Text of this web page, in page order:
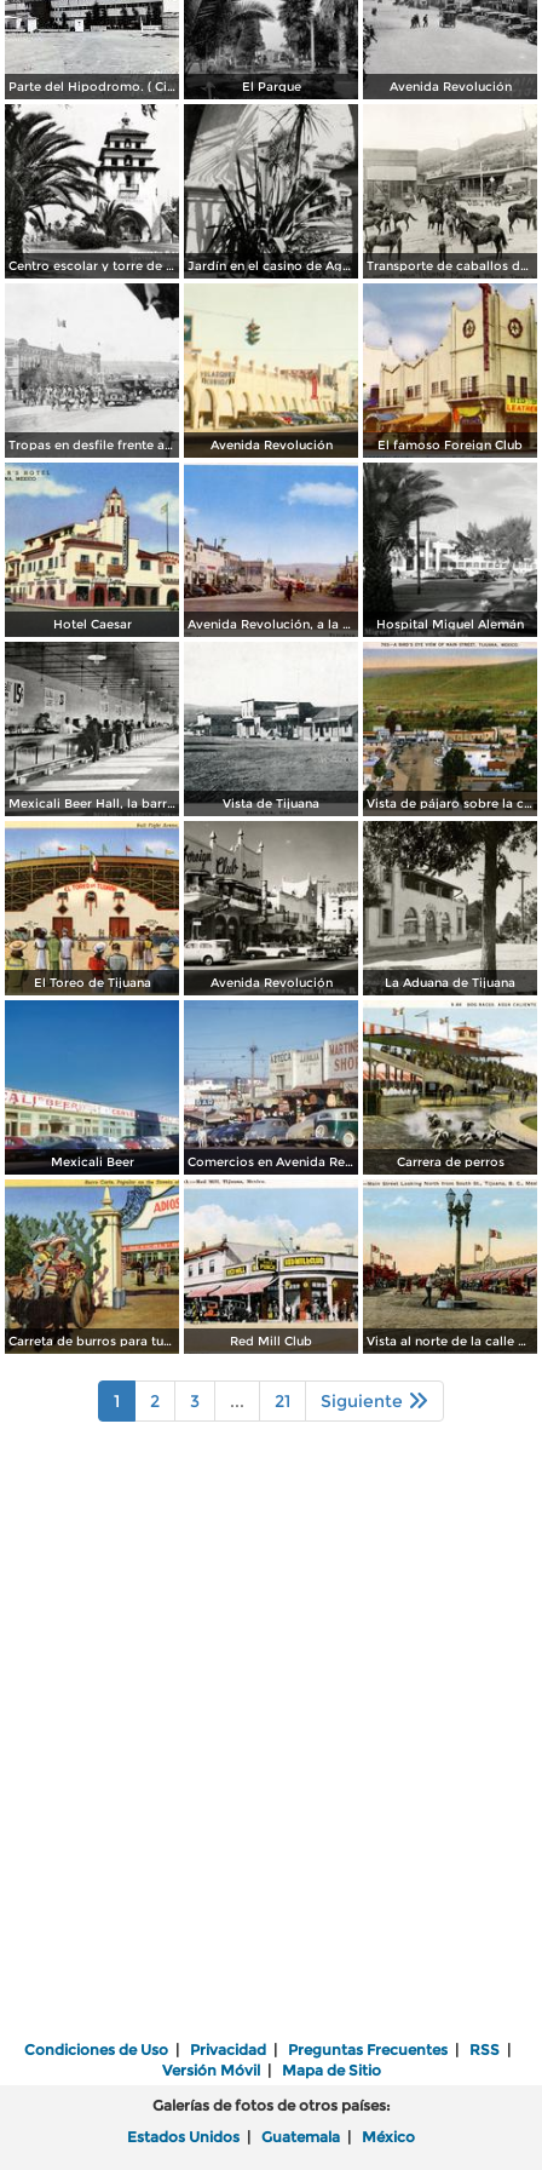
Parte del Hipodromo. ( Circulada el 12 de Julio de 1922 ). El Parque Avenida Revolución
Centro escolar y torre de Agua Caliente Jardín en el casino de Agua Caliente Transporte de caballos del hipódromo hacia Estados Unidos
Tropas en desfile frente al Palacio Federal Avenida Revolución El famoso Foreign Club
Hotel Caesar Avenida Revolución, a la entrada Hospital Miguel Alemán
Mexicali Beer Hall, la barra más grande del mundo Vista de Tijuana Vista de pájaro sobre la calle principal de Tijuana
El Toreo de Tijuana Avenida Revolución La Aduana de Tijuana
Mexicali Beer Comercios en Avenida Revolución Carrera de perros
Carreta de burros para turistas Red Mill Club Vista al norte de la calle principal, desde la Calle Sur
1 2 3 ... 21 Siguiente
Condiciones de Uso | Privacidad | Preguntas Frecuentes | RSS |
Versión Móvil| Mapa de Sitio
Galerías de fotos de otros países:
Estados Unidos | Guatemala | México